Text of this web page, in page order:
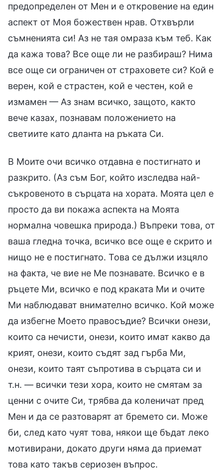
предопределен от Мен и е откровение на един
аспект от Моя божествен нрав. Отхвърли
съмненията си! Аз не тая омраза към теб. Как
да кажа това? Все още ли не разбираш? Нима
все още си ограничен от страховете си? Кой е
верен, кой е страстен, кой е честен, кой е
измамен — Аз знам всичко, защото, както
вече казах, познавам положението на
светиите като дланта на ръката Си.
В Моите очи всичко отдавна е постигнато и
разкрито. (Аз съм Бог, който изследва най-
съкровеното в сърцата на хората. Моята цел е
просто да ви покажа аспекта на Моята
нормална човешка природа.) Въпреки това, от
ваша гледна точка, всичко все още е скрито и
нищо не е постигнато. Това се дължи изцяло
на факта, че вие не Ме познавате. Всичко е в
ръцете Ми, всичко е под краката Ми и очите
Ми наблюдават внимателно всичко. Кой може
да избегне Моето правосъдие? Всички онези,
които са нечисти, онези, които имат какво да
крият, онези, които съдят зад гърба Ми,
онези, които таят съпротива в сърцата си и
т.н. — всички тези хора, които не смятам за
ценни с очите Си, трябва да коленичат пред
Мен и да се разтоварят ат бремето си. Може
би, след като чуят това, някои ще бъдат леко
мотивирани, докато други няма да приемат
това като такъв сериозен въпрос.